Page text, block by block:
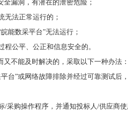
漏洞，有潜在的泄密危险；
法正常运行的；
能数采平台”无法运行；
公平、公正和信息安全的。
又不能及时解决的，采取以下一种办法：
台”或网络故障排除并经过可靠测试后
采购操作程序，并通知投标人/供应商使